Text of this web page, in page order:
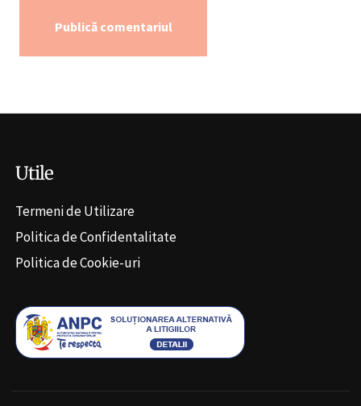
Utile
Termeni de Utilizare
Politica de Confidentalitate
Politica de Cookie-uri